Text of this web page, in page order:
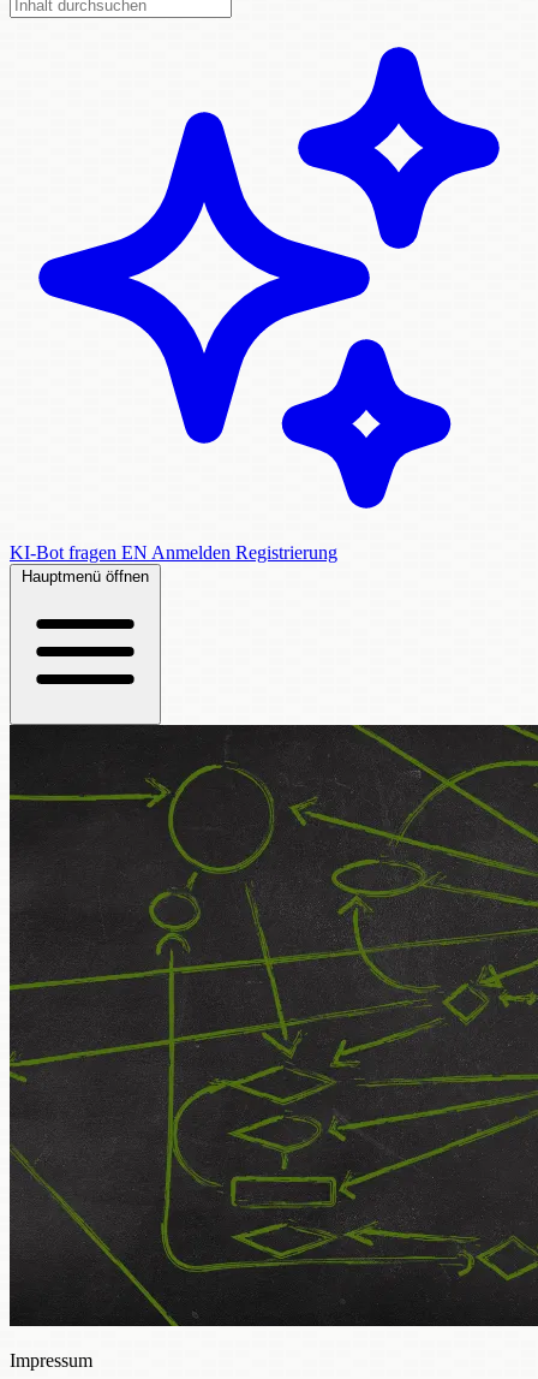
KI-Bot fragen EN Anmelden Registrierung
Hauptmenü öffnen
Impressum